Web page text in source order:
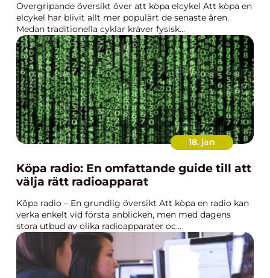
Övergripande översikt över att köpa elcykel Att köpa en
elcykel har blivit allt mer populärt de senaste åren.
Medan traditionella cyklar kräver fysisk...
18. jan
Köpa radio: En omfattande guide till att
välja rätt radioapparat
Köpa radio – En grundlig översikt Att köpa en radio kan
verka enkelt vid första anblicken, men med dagens
stora utbud av olika radioapparater oc...